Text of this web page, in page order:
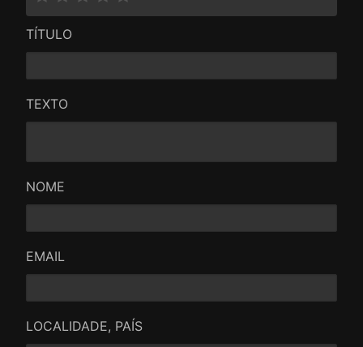
TÍTULO
TEXTO
NOME
EMAIL
LOCALIDADE, PAÍS